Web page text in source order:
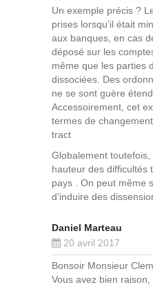
Un exemple précis ?
prises lorsqu’il était
aux banques, en cas
déposé sur les
même que les parties
dissociées. Des
ne se sont guère
Accessoirement, cet
termes de
tract
Globalement
hauteur des difficultés
pays . On peut même
d’induire des
Daniel Marteau
20 avril 2017
Bonsoir Monsieur
Vous avez bien